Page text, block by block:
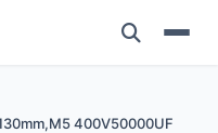
400V50000UF